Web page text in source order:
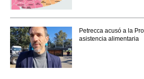
Petrecca acusó a la
asistencia alimentaria